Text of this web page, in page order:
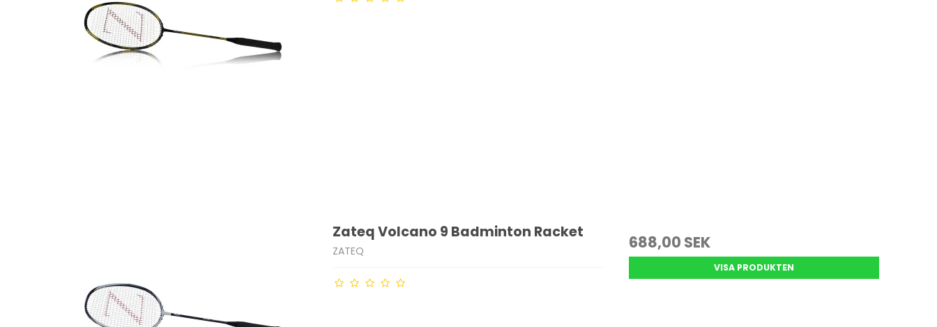
Zateq Volcano 9 Badminton Racket
ZATEQ 688,00 SEK
VISA PRODUKTEN